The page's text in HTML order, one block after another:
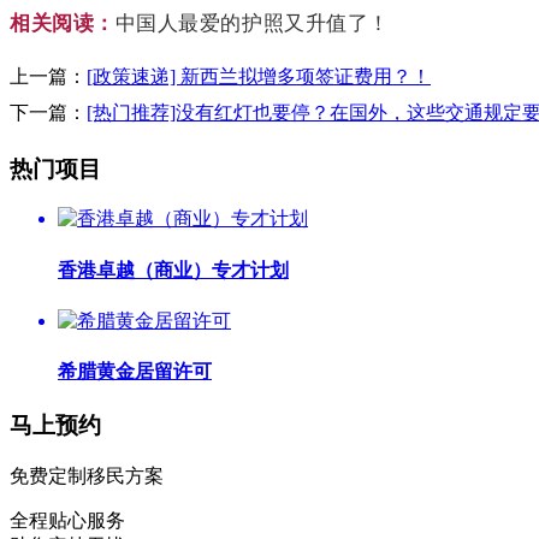
相关阅读： 中国人最爱的护照又升值了！
上一篇： [政策速递] 新西兰拟增多项签证费用？！
下一篇： [热门推荐]没有红灯也要停？在国外，这些交通规定
热门项目
香港卓越（商业）专才计划
希腊黄金居留许可
马上预约
免费定制移民方案
全程贴心服务